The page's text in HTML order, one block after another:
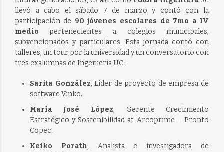
llevó a cabo el sábado 7 de marzo y contó con la
participación de 90 jóvenes escolares de 7mo a IV
medio pertenecientes a colegios municipales,
subvencionados y particulares. Esta jornada contó con
talleres, un tour por la universidad y un conversatorio con
tres exalumnas de Ingeniería UC:
Sarita González, Líder de proyecto de empresa de
software Vinko.
María José López, Gerente Crecimiento
Estratégico y Sostenibilidad at Arcoprime – Pronto
Copec.
Keiko Porath, Analista e investigadora de